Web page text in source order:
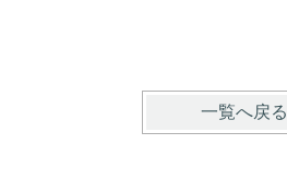
一覧へ戻る